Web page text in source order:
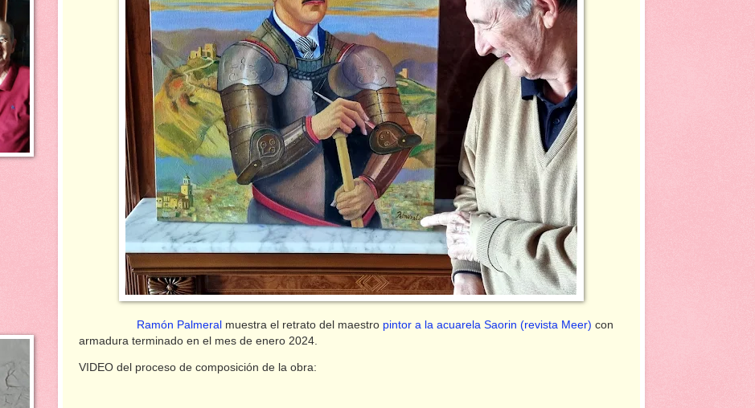
Ramón Palmeral muestra el retrato del maestro pintor a la acuarela Saorin (revista Meer) con
armadura terminado en el mes de enero 2024.
VIDEO del proceso de composición de la obra: